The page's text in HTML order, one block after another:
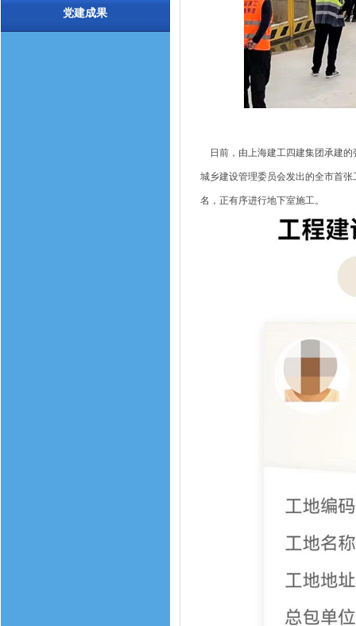
党建成果
日前，由上海建工四建集团承建的
城乡建设管理委员会发出的全市首
名，正有序进行地下室施工。